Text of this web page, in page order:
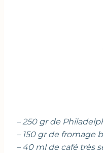
– 250 gr de
– 150 gr de fromage
– 40 ml de café très